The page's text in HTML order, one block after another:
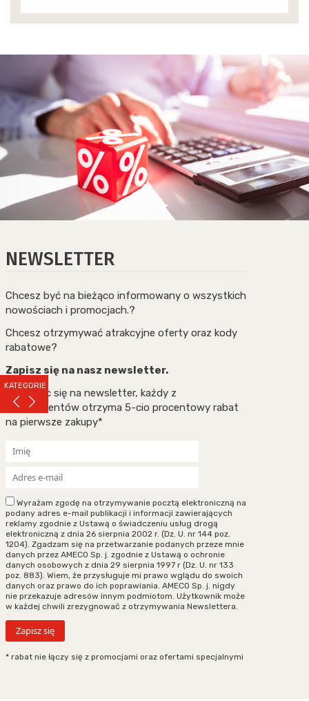
KATEGORIE
NEWSLETTER
Chcesz być na bieżąco informowany o wszystkich
nowościach i promocjach.?
Chcesz otrzymywać atrakcyjne oferty oraz kody
rabatowe?
Zapisz się na nasz newsletter.
Zapisując się na newsletter, każdy z
subskrybentów otrzyma 5-cio procentowy rabat
na pierwsze zakupy*
Wyrażam zgodę na otrzymywanie pocztą elektroniczną na
podany adres e-mail publikacji i informacji zawierających
reklamy zgodnie z Ustawą o świadczeniu usług drogą
elektroniczną z dnia 26 sierpnia 2002 r. (Dz. U. nr 144 poz.
1204). Zgadzam się na przetwarzanie podanych przeze mnie
danych przez AMECO Sp. j. zgodnie z Ustawą o ochronie
danych osobowych z dnia 29 sierpnia 1997 r (Dz. U. nr 133
poz. 883). Wiem, że przysługuje mi prawo wglądu do swoich
danych oraz prawo do ich poprawiania. AMECO Sp. j. nigdy
nie przekazuje adresów innym podmiotom. Użytkownik może
w każdej chwili zrezygnować z otrzymywania Newslettera.
* rabat nie łączy się z promocjami oraz ofertami specjalnymi